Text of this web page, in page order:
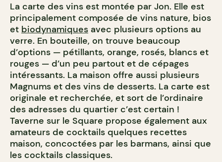
La carte des vins est montée par Jon. Elle est
principalement composée de vins nature, bios
et biodynamiques avec plusieurs options au
verre. En bouteille, on trouve beaucoup
d’options — pétillants, orange, rosés, blancs et
rouges — d’un peu partout et de cépages
intéressants. La maison offre aussi plusieurs
Magnums et des vins de desserts. La carte est
originale et recherchée, et sort de l’ordinaire
des adresses du quartier c’est certain !
Taverne sur le Square propose également aux
amateurs de cocktails quelques recettes
maison, concoctées par les barmans, ainsi que
les cocktails classiques.